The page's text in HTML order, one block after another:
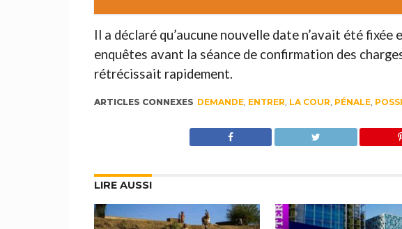
Il a déclaré qu’aucune nouvelle date n’avait été
enquêtes avant la séance de confirmation des
rétrécissait rapidement.
ARTICLES CONNEXES DEMANDE, ENTRER LA COUR PÉNALE,
LIRE AUSSI